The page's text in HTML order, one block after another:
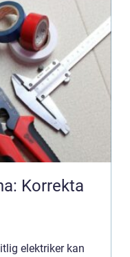
Korrekta
elektriker kan